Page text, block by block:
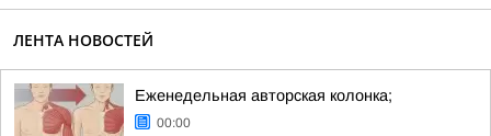
ЛЕНТА НОВОСТЕЙ
Еженедельная авторская колонка;
00:00